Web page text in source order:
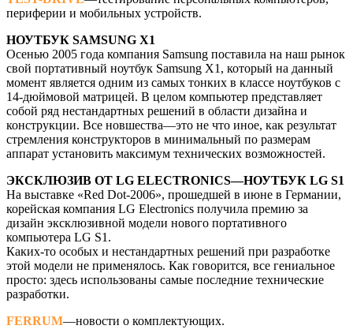
периферии и мобильных устройств.
НОУТБУК SAMSUNG X1
Осенью 2005 года компания Samsung поставила на наш рынок
свой портативный ноутбук Samsung X1, который на данный
момент является одним из самых тонких в классе ноутбуков с
14-дюймовой матрицей. В целом компьютер представляет
собой ряд нестандартных решений в области дизайна и
конструкции. Все новшества—это не что иное, как результат
стремления конструкторов в минимальный по размерам
аппарат установить максимум технических возможностей.
ЭКСКЛЮЗИВ ОТ LG ELECTRONICS—НОУТБУК LG S1
На выставке «Red Dot-2006», прошедшей в июне в Германии,
корейская компания LG Electronics получила премию за
дизайн эксклюзивной модели нового портативного
компьютера LG S1.
Каких-то особых и нестандартных решений при разработке
этой модели не применялось. Как говорится, все гениальное
просто: здесь использованы самые последние технические
разработки.
FERRUM—новости о комплектующих.